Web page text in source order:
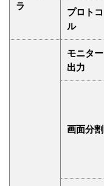
ラ
プロトコ
ル
モニター
出力
画面分割